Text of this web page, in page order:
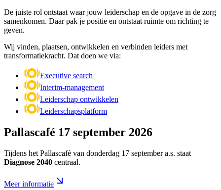
De juiste rol ontstaat waar jouw leiderschap en de opgave in de zorg
samenkomen. Daar pak je positie en ontstaat ruimte om richting te
geven.
Wij vinden, plaatsen, ontwikkelen en verbinden leiders met
transformatiekracht. Dat doen we via:
Executive search
Interim-management
Leiderschap ontwikkelen
Leiderschapsplatform
Pallascafé 17 september 2026
Tijdens het Pallascafé van donderdag 17 september a.s. staat
Diagnose 2040 centraal.
Meer informatie